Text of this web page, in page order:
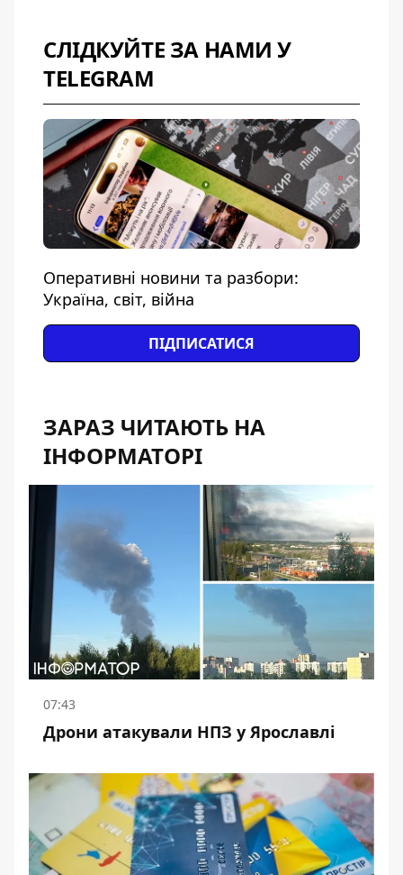
СЛІДКУЙТЕ ЗА НАМИ У
TELEGRAM
Оперативні новини та разбори:
Україна, світ, війна
ПІДПИСАТИСЯ
ЗАРАЗ ЧИТАЮТЬ НА
ІНФОРМАТОРІ
07:43
Дрони атакували НПЗ у Ярославлі